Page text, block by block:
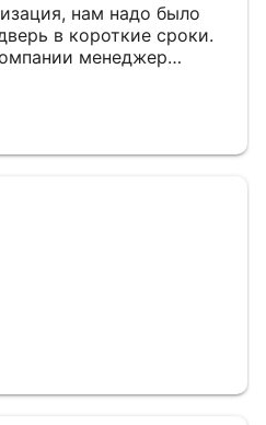
нам надо было
в короткие сроки.
менеджер
предоставил нам
тоже был очень
и установили